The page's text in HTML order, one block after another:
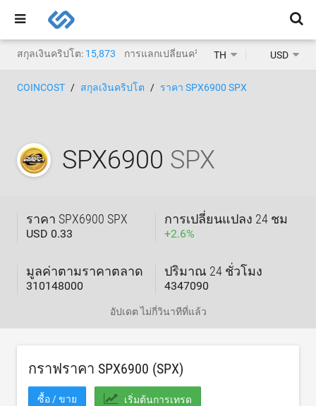
สกุลเงินคริปโต: 15,873 การแลกเปลี่ยนคริปโต:1,468
TH USD
COINCOST สกุลเงินคริปโต ราคา SPX6900 SPX
SPX6900 SPX
ราคา SPX6900 SPX
USD 0.33
การเปลี่ยนแปลง 24 ชม
+2.6%
มูลค่าตามราคาตลาด
310148000
ปริมาณ 24 ชั่วโมง
4347090
อัปเดตไม่กี่วินาทีที่แล้ว
กราฟราคา SPX6900 (SPX)
ซื้อ / ขาย เริ่มต้นการเทรด